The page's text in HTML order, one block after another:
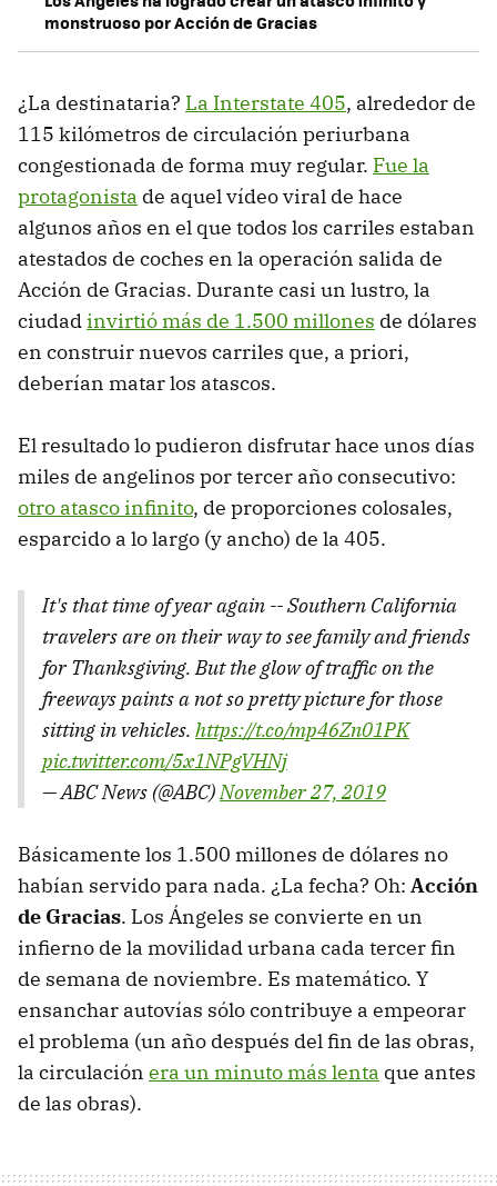
monstruoso por Acción de Gracias
¿La destinataria? La Interstate 405, alrededor de
115 kilómetros de circulación periurbana
congestionada de forma muy regular. Fue la
protagonista de aquel vídeo viral de hace
algunos años en el que todos los carriles estaban
atestados de coches en la operación salida de
Acción de Gracias. Durante casi un lustro, la
ciudadinvirtió más de 1.500 millones de dólares
en construir nuevos carriles que, a priori,
deberían matar los atascos.
El resultado lo pudieron disfrutar hace unos días
miles de angelinos por tercer año consecutivo:
otro atasco infinito, de proporciones colosales,
esparcido a lo largo (y ancho) de la 405.
It's that time of year again -- Southern California
travelers are on their way to see family and friends
for Thanksgiving. But the glow of traffic on the
freeways paints a not so pretty picture for those
sitting in vehicles. https://t.co/mp46Zn01PK
pic.twitter.com/5x1NPgVHNj
— ABC News (@ABC)November 27, 2019
Básicamente los 1.500 millones de dólares no
habían servido para nada. ¿La fecha? Oh: Acción
de Gracias. Los Ángeles se convierte en un
infierno de la movilidad urbana cada tercer fin
de semana de noviembre. Es matemático. Y
ensanchar autovías sólo contribuye a empeorar
el problema (un año después del fin de las obras,
la circulación era un minuto más lenta que antes
de las obras).